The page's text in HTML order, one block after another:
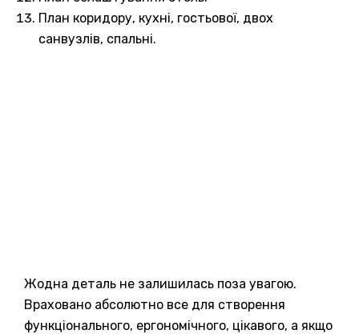
План коридору, кухні, гостьової, двох
санвузлів, спальні.
Жодна деталь не залишилась поза увагою.
Враховано абсолютно все для створення
функціонального, ергономічного, цікавого, а якщо